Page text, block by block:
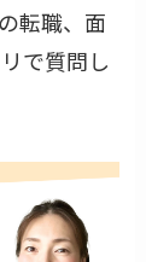
転職、面
で質問し